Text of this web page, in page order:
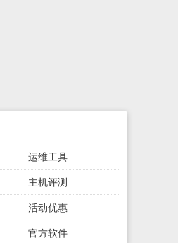
运维工具
主机评测
活动优惠
官方软件